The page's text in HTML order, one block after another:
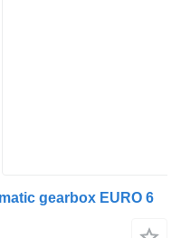
gearbox EURO 6